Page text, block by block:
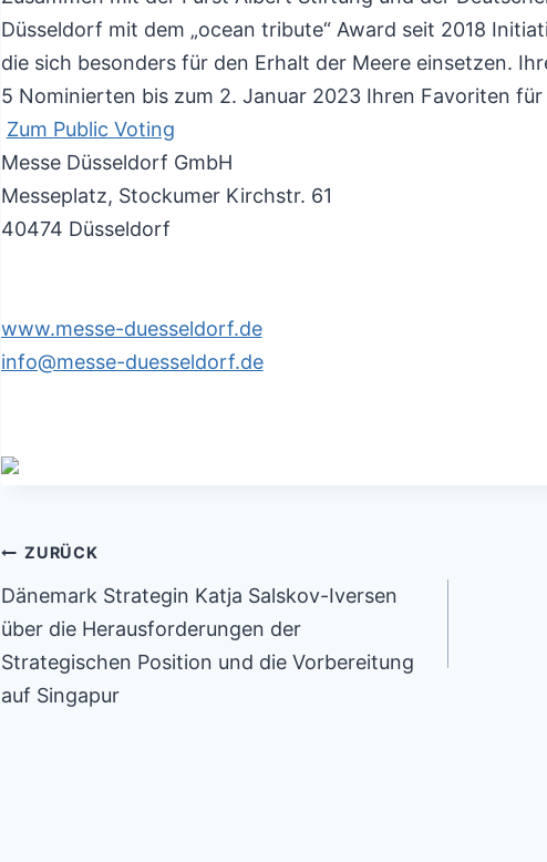
Düsseldorf mit dem „ocean tribute“ Award seit 2018
die sich besonders für den Erhalt der Meere einsetzen.
5 Nominierten bis zum 2. Januar 2023 Ihren Favoriten
Zum Public Voting
Messe Düsseldorf GmbH
Messeplatz, Stockumer Kirchstr. 61
40474 Düsseldorf
www.messe-duesseldorf.de
info@messe-duesseldorf.de
Beitragsnavigation
ZURÜCK
Dänemark Strategin Katja Salskov-Iversen
über die Herausforderungen der
Strategischen Position und die Vorbereitung
auf Singapur